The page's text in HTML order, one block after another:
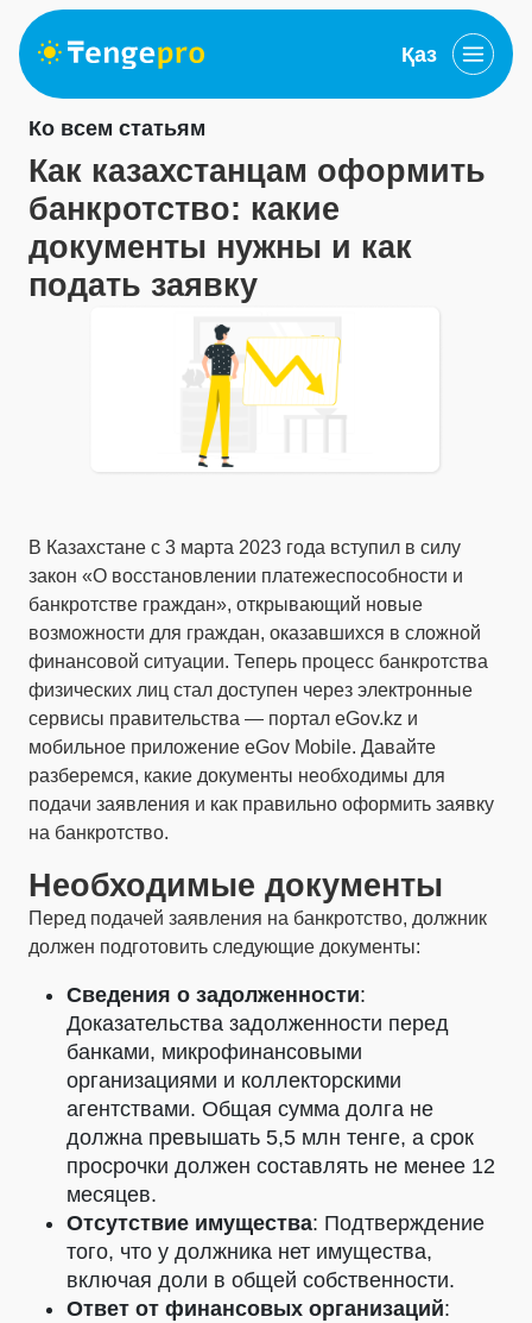
Қаз
Ко всем статьям
Как казахстанцам оформить
банкротство: какие
документы нужны и как
подать заявку
В Казахстане с 3 марта 2023 года вступил в силу
закон «О восстановлении платежеспособности и
банкротстве граждан», открывающий новые
возможности для граждан, оказавшихся в сложной
финансовой ситуации. Теперь процесс банкротства
физических лиц стал доступен через электронные
сервисы правительства — портал eGov.kz и
мобильное приложение eGov Mobile. Давайте
разберемся, какие документы необходимы для
подачи заявления и как правильно оформить заявку
на банкротство.
Необходимые документы
Перед подачей заявления на банкротство, должник
должен подготовить следующие документы:
Сведения о задолженности:
Доказательства задолженности перед
банками, микрофинансовыми
организациями и коллекторскими
агентствами. Общая сумма долга не
должна превышать 5,5 млн тенге, а срок
просрочки должен составлять не менее 12
месяцев.
Отсутствие имущества: Подтверждение
того, что у должника нет имущества,
включая доли в общей собственности.
Ответ от финансовых организаций: